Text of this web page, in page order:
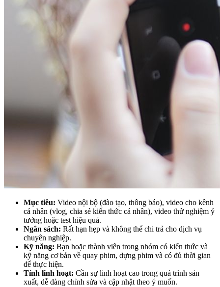
Mục tiêu: Video nội bộ (đào tạo, thông báo), video cho kênh
cá nhân (vlog, chia sẻ kiến thức cá nhân), video thử nghiệm ý
tưởng hoặc test hiệu quả.
Ngân sách: Rất hạn hẹp và không thể chi trả cho dịch vụ
chuyên nghiệp.
Kỹ năng: Bạn hoặc thành viên trong nhóm có kiến thức và
kỹ năng cơ bản về quay phim, dựng phim và có đủ thời gian
để thực hiện.
Tính linh hoạt: Cần sự linh hoạt cao trong quá trình sản
xuất, dễ dàng chỉnh sửa và cập nhật theo ý muốn.